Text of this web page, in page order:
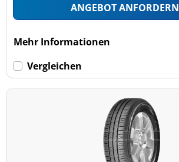
ANGEBOT ANFORDERN
Mehr Informationen
Vergleichen